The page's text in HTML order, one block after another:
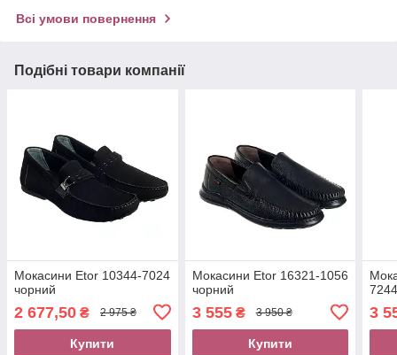
Всі умови повернення
Подібні товари компанії
Мокасини Etor 10344-7024
чорний
2 677,50 ₴ 2 975 ₴
Купити
Мокасини Etor 16321-1056
чорний
3 555₴ 3 950 ₴
Купити
3